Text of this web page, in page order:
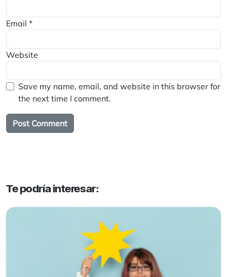
Email *
Website
Save my name, email, and website in this browser for
the next time I comment.
Te podría interesar: